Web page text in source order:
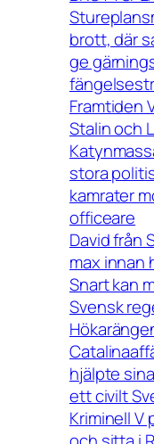
brott, där
ge
Framtiden
Stalin och
stora
kamrater
officeare
David från
max innan
Snart kan
Svensk
hjälpte
ett civilt
Kriminell V